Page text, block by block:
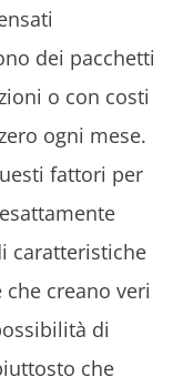
dei pacchetti
o con costi
ogni mese.
fattori per
caratteristiche
creano veri
di
che